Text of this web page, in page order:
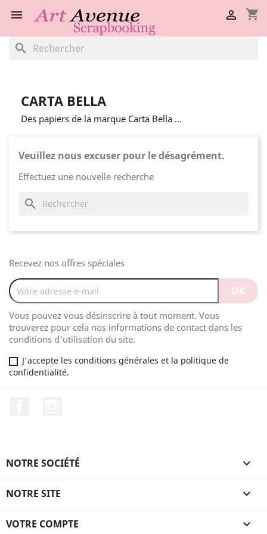
 shopping_cart

search
CARTA BELLA
Des papiers de la marque Carta Bella ...
Veuillez nous excuser pour le désagrément.
Effectuez une nouvelle recherche
search
Recevez nos offres spéciales
Vous pouvez vous désinscrire à tout moment. Vous
trouverez pour cela nos informations de contact dans les
conditions d'utilisation du site.
J'accepte les conditions générales et la politique de
confidentialité.
NOTRE SOCIÉTÉ 
NOTRE SITE 
VOTRE COMPTE 